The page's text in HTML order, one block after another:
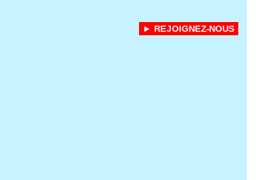
► REJOIGNEZ-NOUS